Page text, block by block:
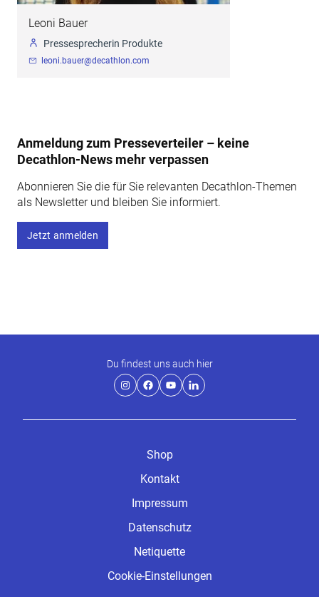
Leoni Bauer
Pressesprecherin Produkte
leoni.bauer@decathlon.com
Anmeldung zum Presseverteiler – keine
Decathlon-News mehr verpassen
Abonnieren Sie die für Sie relevanten Decathlon-Themen
als Newsletter und bleiben Sie informiert.
Jetzt anmelden
Du findest uns auch hier
Shop
Kontakt
Impressum
Datenschutz
Netiquette
Cookie-Einstellungen